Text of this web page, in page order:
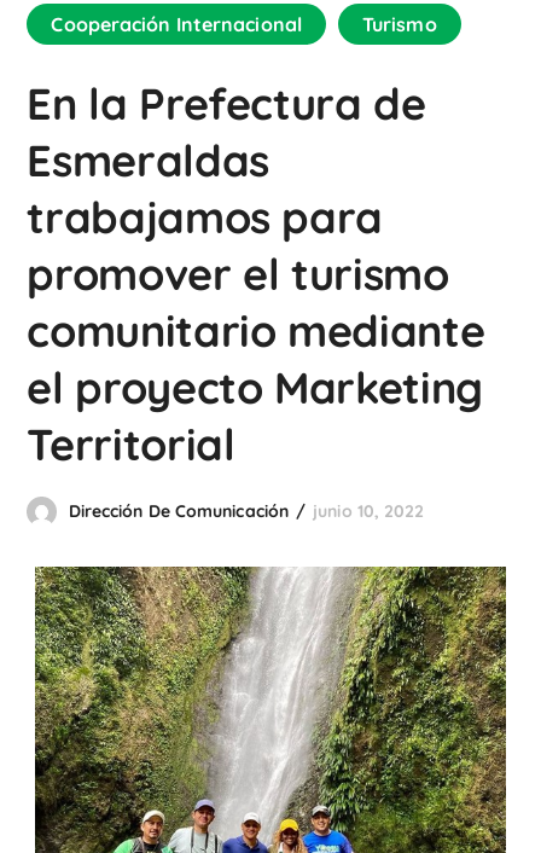
Cooperación Internacional Turismo
En la Prefectura de
Esmeraldas
trabajamos para
promover el turismo
comunitario mediante
el proyecto Marketing
Territorial
Dirección De Comunicación junio 10, 2022